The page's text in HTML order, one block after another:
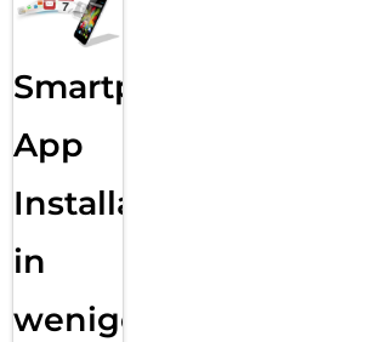
Smartphone
App
Installation
in
wenigen